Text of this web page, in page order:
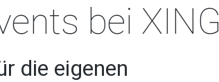
bei XING
die eigenen